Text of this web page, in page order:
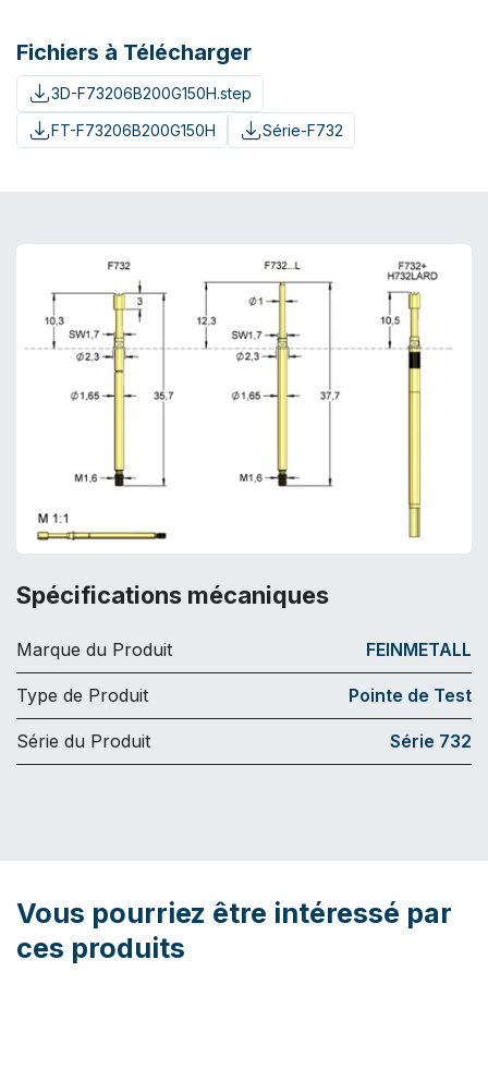
Fichiers à Télécharger
3D-F73206B200G150H.step
FT-F73206B200G150H
Série-F732
Spécifications mécaniques
Marque du Produit FEINMETALL
Type de Produit Pointe de Test
Série du Produit Série 732
Vous pourriez être intéressé par
ces produits